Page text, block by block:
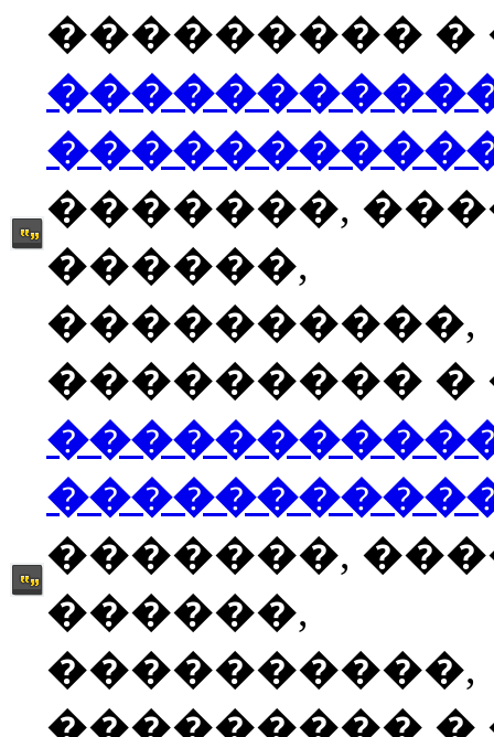
��������� �
�������,
������,
����������,
��������� �
�������,
������,
����������,
��������� �